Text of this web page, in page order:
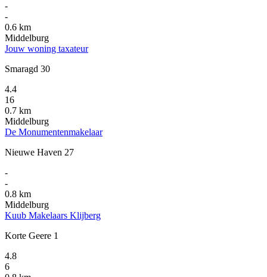
-
-
0.6 km
Middelburg
Jouw woning taxateur
Smaragd 30
4.4
16
0.7 km
Middelburg
De Monumentenmakelaar
Nieuwe Haven 27
-
-
0.8 km
Middelburg
Kuub Makelaars Klijberg
Korte Geere 1
4.8
6